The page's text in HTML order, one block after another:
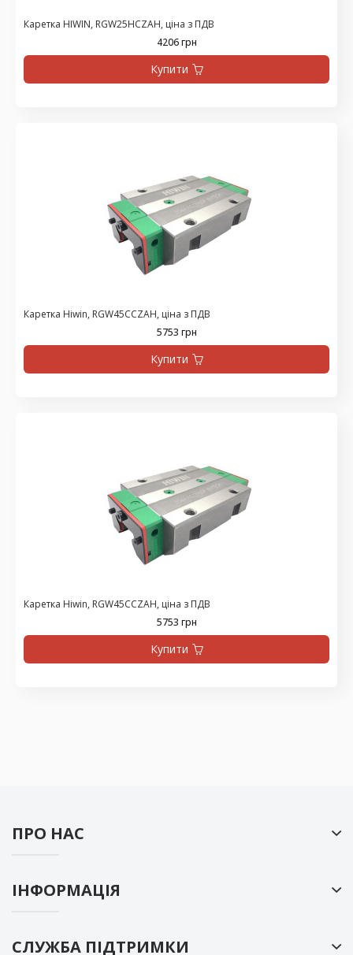
Каретка HIWIN, RGW25HCZAH, ціна з ПДВ
4206 грн
Купити
Каретка Hiwin, RGW45CCZAH, ціна з ПДВ
5753 грн
Купити
Каретка Hiwin, RGW45CCZAH, ціна з ПДВ
5753 грн
Купити
ПРО НАС
ІНФОРМАЦІЯ
СЛУЖБА ПІДТРИМКИ